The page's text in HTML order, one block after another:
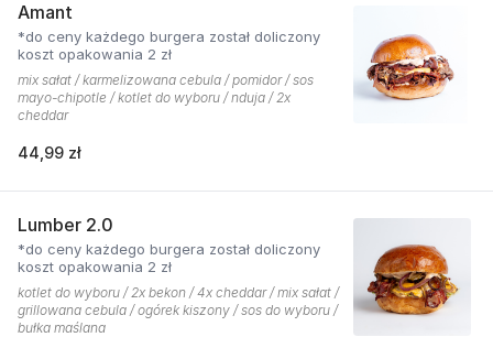
Amant
*do ceny każdego burgera został doliczony
koszt opakowania 2 zł
mix sałat / karmelizowana cebula / pomidor / sos
mayo-chipotle / kotlet do wyboru / nduja / 2x
cheddar
44,99 zł
Lumber 2.0
*do ceny każdego burgera został doliczony
koszt opakowania 2 zł
kotlet do wyboru / 2x bekon / 4x cheddar / mix sałat /
grillowana cebula / ogórek kiszony / sos do wyboru /
bułka maślana